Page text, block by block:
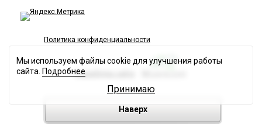
Политика конфиденциальности
Разработка сайта
Наверх
Мы используем файлы cookie для улучшения работы
сайта. Подробнее
Принимаю